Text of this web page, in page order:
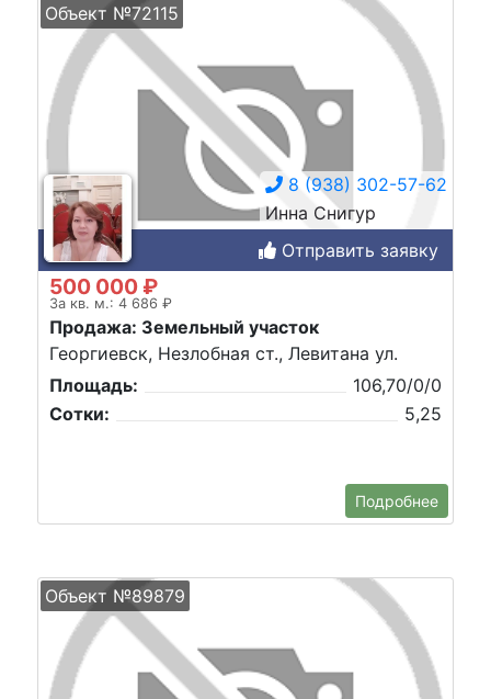
Объект №72115
8 (938) 302-57-62
Инна Снигур
Отправить заявку
500 000 ₽
За кв. м.: 4 686 ₽
Продажа: Земельный участок
Георгиевск, Незлобная ст., Левитана ул.
Площадь:
106,70/0/0
Сотки:
5,25
Подробнее
Объект №89879